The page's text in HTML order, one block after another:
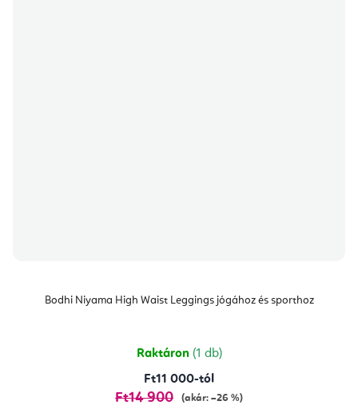
Bodhi Niyama High Waist Leggings jógához és sporthoz
Raktáron (1 db)
Ft11 000-tól
Ft14 900 (akár: –26 %)